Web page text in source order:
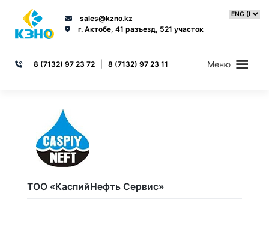
sales@kzno.kz
г. Актобе, 41 разъезд, 521 участок
8 (7132) 97 23 72 8 (7132) 97 23 11 Меню
ТОО «КаспийНефть Сервис»